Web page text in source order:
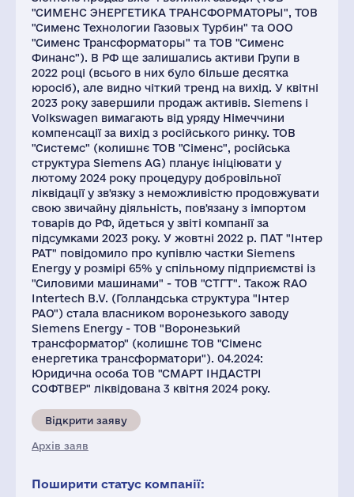
"СИМЕНС ЭНЕРГЕТИКА ТРАНСФОРМАТОРЫ", ТОВ
"Сименс Технологии Газовых Турбин" та ООО
"Сименс Трансформаторы" та ТОВ "Сименс
Финанс"). В РФ ще залишались активи Групи в
2022 році (всього в них було більше десятка
юросіб), але видно чіткий тренд на вихід. У квітні
2023 року завершили продаж активів. Siemens і
Volkswagen вимагають від уряду Німеччини
компенсації за вихід з російського ринку. ТОВ
"Системс" (колишнє ТОВ "Сіменс", російська
структура Siemens AG) планує ініціювати у
лютому 2024 року процедуру добровільної
ліквідації у зв'язку з неможливістю продовжувати
свою звичайну діяльність, пов'язану з імпортом
товарів до РФ, йдеться у звіті компанії за
підсумками 2023 року. У жовтні 2022 р. ПАТ "Інтер
РАТ" повідомило про купівлю частки Siemens
Energy у розмірі 65% у спільному підприємстві із
"Силовими машинами" - ТОВ "СТГТ". Також RAO
Intertech B.V. (Голландська структура "Інтер
РАО") стала власником воронезького заводу
Siemens Energy - ТОВ "Воронезький
трансформатор" (колишнє ТОВ "Сіменс
енергетика трансформатори"). 04.2024:
Юридична особа ТОВ "СМАРТ ІНДАСТРІ
СОФТВЕР" ліквідована 3 квітня 2024 року.
Відкрити заяву
Архів заяв
Поширити статус компанії: